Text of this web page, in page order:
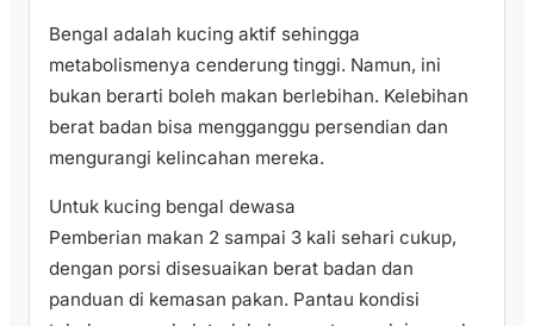
Bengal adalah kucing aktif sehingga
metabolismenya cenderung tinggi. Namun, ini
bukan berarti boleh makan berlebihan. Kelebihan
berat badan bisa mengganggu persendian dan
mengurangi kelincahan mereka.
Untuk kucing bengal dewasa
Pemberian makan 2 sampai 3 kali sehari cukup,
dengan porsi disesuaikan berat badan dan
panduan di kemasan pakan. Pantau kondisi